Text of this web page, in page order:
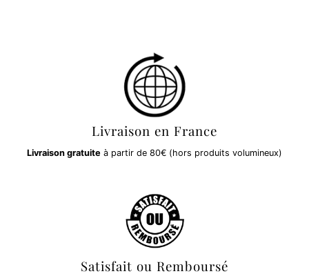
Livraison en France
Livraison gratuite à partir de 80€ (hors produits volumineux)
Satisfait ou Remboursé